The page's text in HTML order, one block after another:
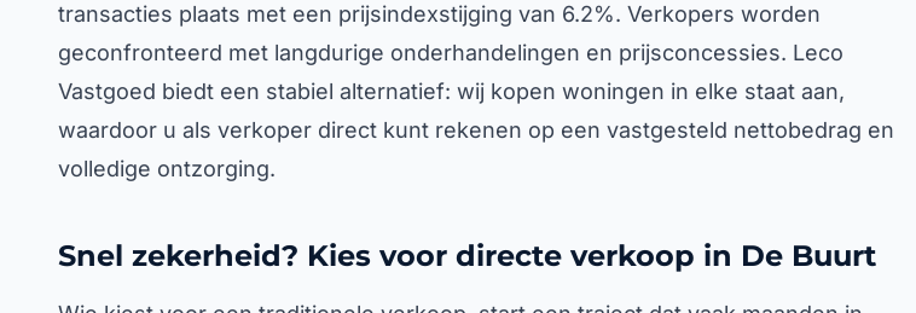
transacties plaats met een prijsindexstijging van 6.2%. Verkopers worden
geconfronteerd met langdurige onderhandelingen en prijsconcessies. Leco
Vastgoed biedt een stabiel alternatief: wij kopen woningen in elke staat aan,
waardoor u als verkoper direct kunt rekenen op een vastgesteld nettobedrag en
volledige ontzorging.
Snel zekerheid? Kies voor directe verkoop in De Buurt